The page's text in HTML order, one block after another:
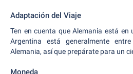
Adaptación del Viaje
Ten en cuenta que Alemania está en
Argentina está generalmente
Alemania, así que prepárate para un
Moneda